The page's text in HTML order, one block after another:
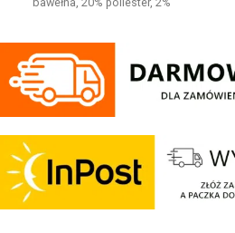
kroju. Posiadają cztery kieszenie i
regulowana gumę w pasie która
zapewnia idealne dopasowanie w
talii.
odpowiednio dobranym
materiałom.
Elastan